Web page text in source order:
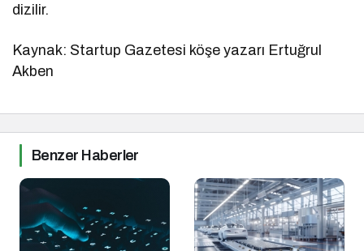
dizilir.
Kaynak: Startup Gazetesi köşe yazarı Ertuğrul
Akben
Benzer Haberler